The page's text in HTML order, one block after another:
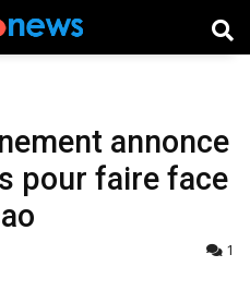
annonce
pour faire face
1